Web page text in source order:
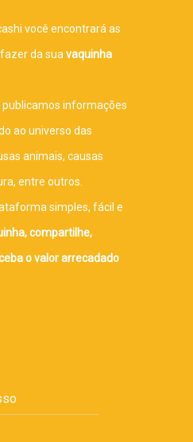
você encontrará as
da sua vaquinha
informações
ao universo das
animais, causas
entre outros.
simples, fácil e
compartilhe,
o valor arrecadado